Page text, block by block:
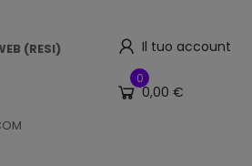
(RESI)
Il tuo account
0
0,00 €